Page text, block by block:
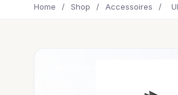
Home / Shop / Accessoires /